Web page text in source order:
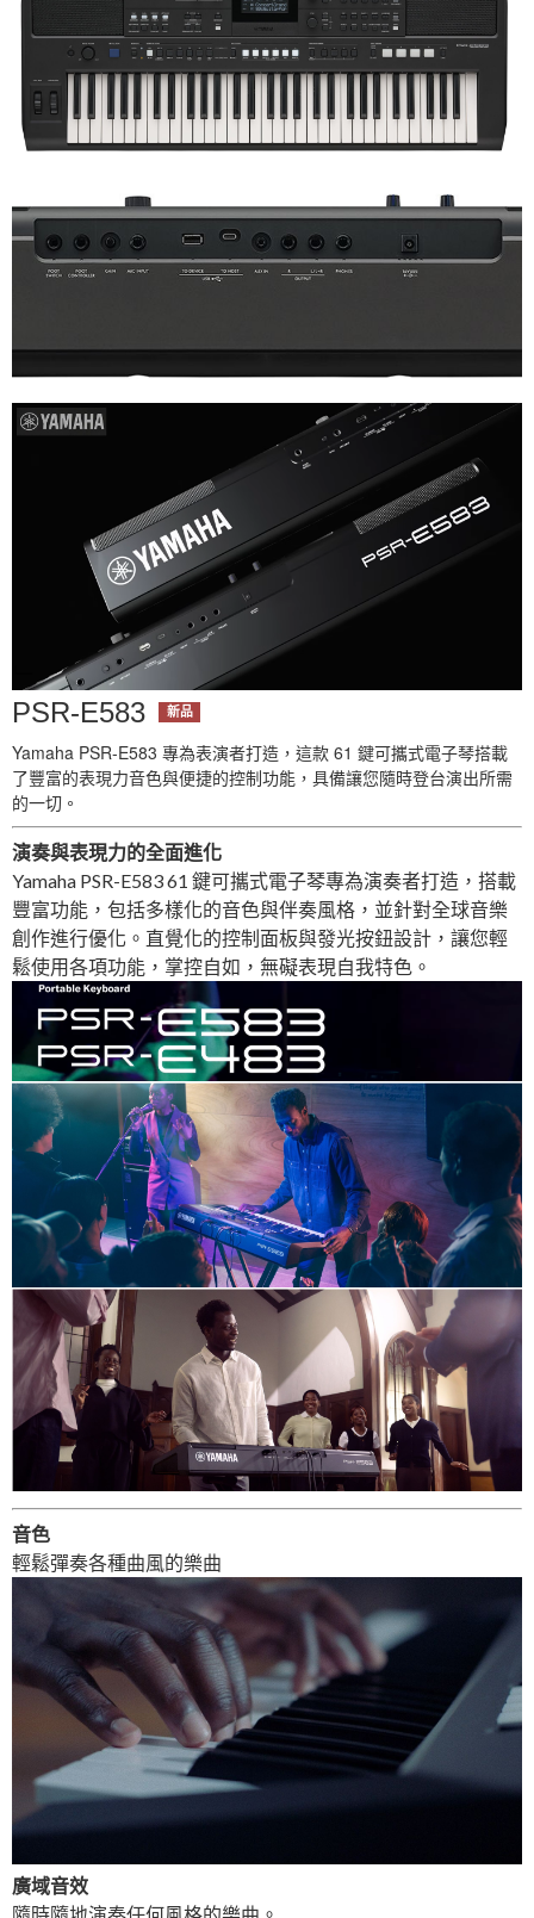
PSR-E583 新品
Yamaha PSR-E583 專為表演者打造，這款 61 鍵可攜式電子琴搭載
了豐富的表現力音色與便捷的控制功能，具備讓您隨時登台演出所需
的一切。
演奏與表現力的全面進化
Yamaha PSR-E583 61 鍵可攜式電子琴專為演奏者打造，搭載
豐富功能，包括多樣化的音色與伴奏風格，並針對全球音樂
創作進行優化。直覺化的控制面板與發光按鈕設計，讓您輕
鬆使用各項功能，掌控自如，無礙表現自我特色。
音色
輕鬆彈奏各種曲風的樂曲
廣域音效